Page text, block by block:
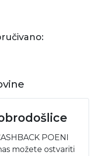
POENI
možete ostvariti